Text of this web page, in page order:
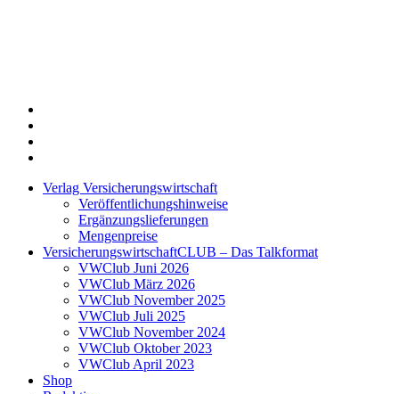
Verlag Versicherungswirtschaft
Veröffentlichungshinweise
Ergänzungslieferungen
Mengenpreise
VersicherungswirtschaftCLUB – Das Talkformat
VWClub Juni 2026
VWClub März 2026
VWClub November 2025
VWClub Juli 2025
VWClub November 2024
VWClub Oktober 2023
VWClub April 2023
Shop